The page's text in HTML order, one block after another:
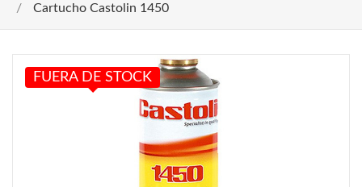
Cartucho Castolin 1450
FUERA DE STOCK